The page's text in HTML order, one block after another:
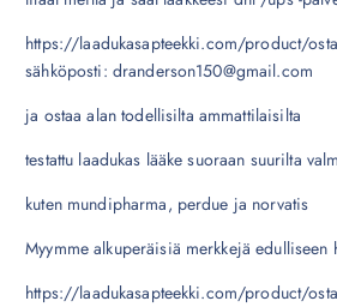
https://laadukasapteekki.com/product/
sähköposti: dranderson150@gmail.com
ja ostaa alan todellisilta ammattilaisilta
testattu laadukas lääke suoraan suurilta
kuten mundipharma, perdue ja norvatis
Myymme alkuperäisiä merkkejä edulliseen
https://laadukasapteekki.com/product/